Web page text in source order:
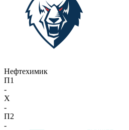
Нефтехимик
П1
-
X
-
П2
-